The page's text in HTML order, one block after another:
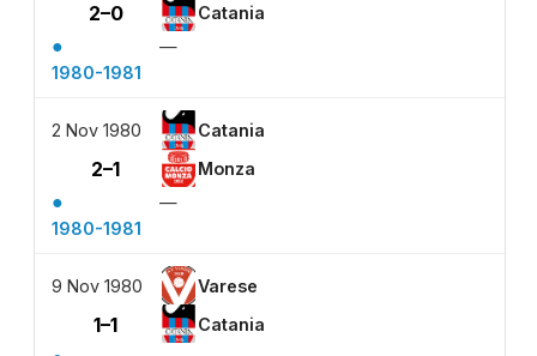
2–0 Catania
●
—
1980-1981
2 Nov 1980 Catania
2–1 Monza
●
—
1980-1981
9 Nov 1980 Varese
1–1 Catania